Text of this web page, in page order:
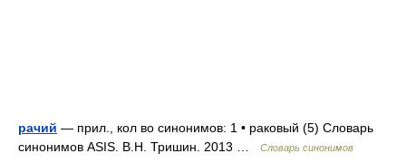
рачий — прил., кол во синонимов: 1 • раковый (5) Словарь
синонимов ASIS. В.Н. Тришин. 2013 …
Словарь синонимов